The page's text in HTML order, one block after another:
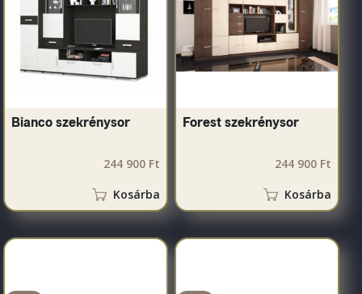
Bianco szekrénysor
244 900 Ft
Kosárba
Forest szekrénysor
244 900 Ft
Kosárba